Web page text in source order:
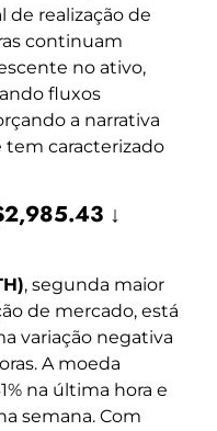
de realização de
continuam
no ativo,
fluxos
a narrativa
caracterizado
↓
, segunda maior
de mercado, está
variação negativa
A moeda
na última hora e
semana. Com